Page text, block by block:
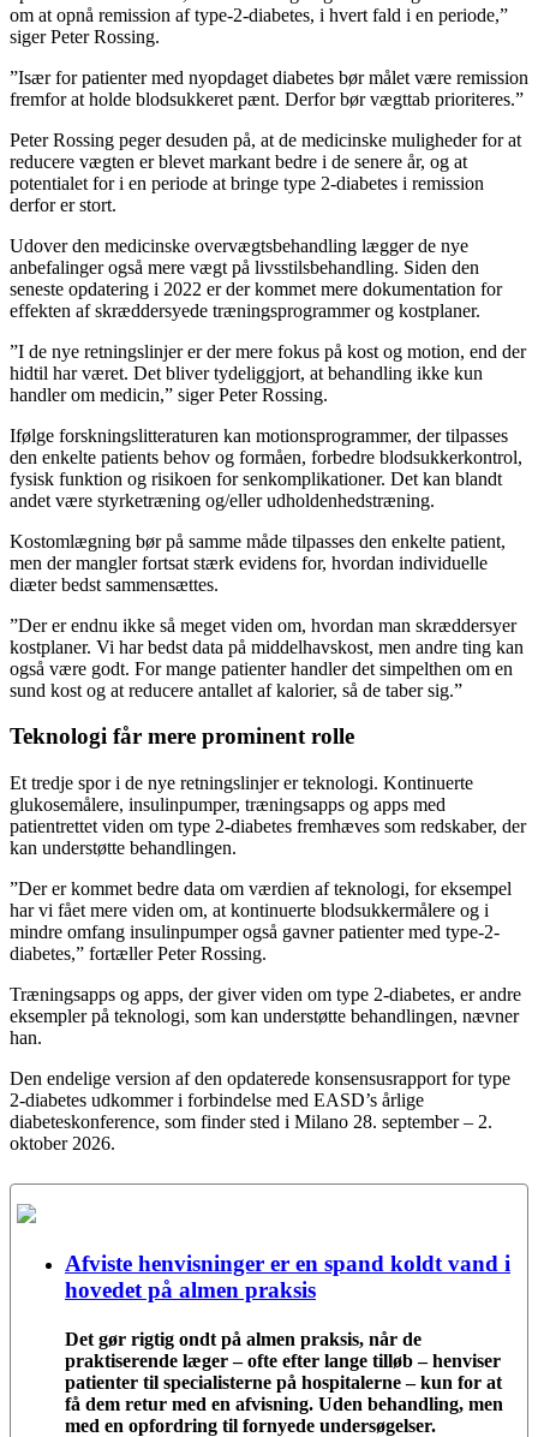
om at opnå remission af type-2-diabetes, i hvert fald i en periode,”
siger Peter Rossing.
”Især for patienter med nyopdaget diabetes bør målet være remission
fremfor at holde blodsukkeret pænt. Derfor bør vægttab prioriteres.”
Peter Rossing peger desuden på, at de medicinske muligheder for at
reducere vægten er blevet markant bedre i de senere år, og at
potentialet for i en periode at bringe type 2-diabetes i remission
derfor er stort.
Udover den medicinske overvægtsbehandling lægger de nye
anbefalinger også mere vægt på livsstilsbehandling. Siden den
seneste opdatering i 2022 er der kommet mere dokumentation for
effekten af skræddersyede træningsprogrammer og kostplaner.
”I de nye retningslinjer er der mere fokus på kost og motion, end der
hidtil har været. Det bliver tydeliggjort, at behandling ikke kun
handler om medicin,” siger Peter Rossing.
Ifølge forskningslitteraturen kan motionsprogrammer, der tilpasses
den enkelte patients behov og formåen, forbedre blodsukkerkontrol,
fysisk funktion og risikoen for senkomplikationer. Det kan blandt
andet være styrketræning og/eller udholdenhedstræning.
Kostomlægning bør på samme måde tilpasses den enkelte patient,
men der mangler fortsat stærk evidens for, hvordan individuelle
diæter bedst sammensættes.
”Der er endnu ikke så meget viden om, hvordan man skræddersyer
kostplaner. Vi har bedst data på middelhavskost, men andre ting kan
også være godt. For mange patienter handler det simpelthen om en
sund kost og at reducere antallet af kalorier, så de taber sig.”
Teknologi får mere prominent rolle
Et tredje spor i de nye retningslinjer er teknologi. Kontinuerte
glukosemålere, insulinpumper, træningsapps og apps med
patientrettet viden om type 2-diabetes fremhæves som redskaber, der
kan understøtte behandlingen.
”Der er kommet bedre data om værdien af teknologi, for eksempel
har vi fået mere viden om, at kontinuerte blodsukkermålere og i
mindre omfang insulinpumper også gavner patienter med type-2-
diabetes,” fortæller Peter Rossing.
Træningsapps og apps, der giver viden om type 2-diabetes, er andre
eksempler på teknologi, som kan understøtte behandlingen, nævner
han.
Den endelige version af den opdaterede konsensusrapport for type
2-diabetes udkommer i forbindelse med EASD’s årlige
diabeteskonference, som finder sted i Milano 28. september – 2.
oktober 2026.
Afviste henvisninger er en spand koldt vand i
hovedet på almen praksis
Det gør rigtig ondt på almen praksis, når de
praktiserende læger – ofte efter lange tilløb – henviser
patienter til specialisterne på hospitalerne – kun for at
få dem retur med en afvisning. Uden behandling, men
med en opfordring til fornyede undersøgelser.